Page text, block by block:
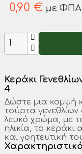
0,90 € με ΦΠΑ
Κεράκι
4
Δώστε μια κομψή
τούρτα
λευκό χρώμα, με
ηλικία, το κεράκι
και γοητευτική